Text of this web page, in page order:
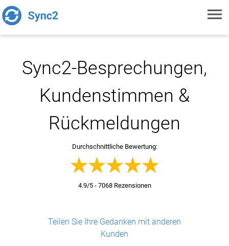
Sync2-Besprechungen,
Kundenstimmen &
Rückmeldungen
Durchschnittliche Bewertung:
4.9/5 - 7068 Rezensionen
Teilen Sie Ihre Gedanken mit anderen
Kunden